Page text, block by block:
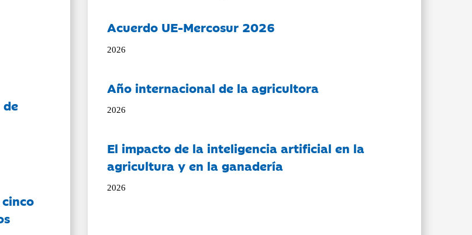
Acuerdo UE-Mercosur 2026
2026
Año internacional de la agricultora
2026
El impacto de la inteligencia artificial en la
agricultura y en la ganadería
2026